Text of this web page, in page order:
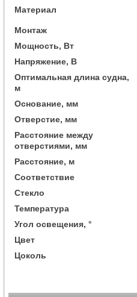
Материал
Монтаж
Мощность, Вт
Напряжение, В
Оптимальная длина судна,
м
Основание, мм
Отверстие, мм
Расстояние между
отверстиями, мм
Расстояние, м
Соответствие
Стекло
Температура
Угол освещения, °
Цвет
Цоколь